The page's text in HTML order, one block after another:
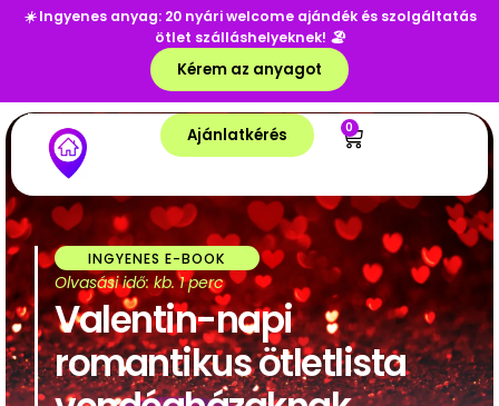
☀️Ingyenes anyag: 20 nyári welcome ajándék és szolgáltatás
ötlet szálláshelyeknek! 🏖️
Kérem az anyagot
Ajánlatkérés 0
INGYENES E-BOOK
Olvasási idő: kb. 1 perc
Valentin-napi
romantikus ötletlista